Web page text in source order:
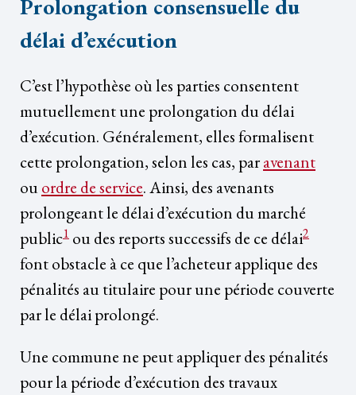
Prolongation consensuelle du
délai d’exécution
C’est l’hypothèse où les parties consentent
mutuellement une prolongation du délai
d’exécution. Généralement, elles formalisent
cette prolongation, selon les cas, paravenant
ouordre de service. Ainsi, des avenants
prolongeant le délai d’exécution du marché
public1 ou des reports successifs de ce délai2
font obstacle à ce que l’acheteur applique des
pénalités au titulaire pour une période couverte
par le délai prolongé.
Une commune ne peut appliquer des pénalités
pour la période d’exécution des travaux